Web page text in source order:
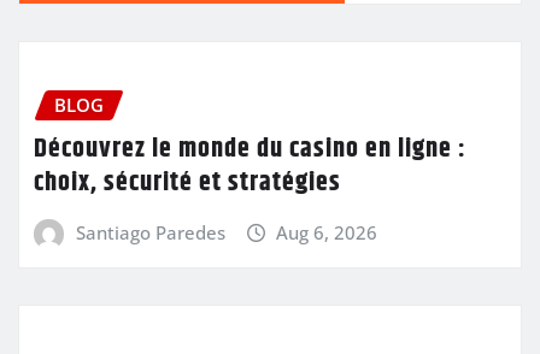
BLOG
Découvrez le monde du casino en ligne :
choix, sécurité et stratégies
Santiago Paredes Aug 6, 2026